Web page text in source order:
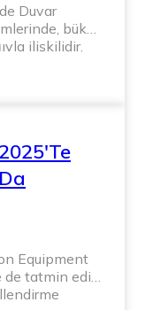
Duvar
bükme
ilişkilidir.
büyük bir
Equipment
tatmin edici